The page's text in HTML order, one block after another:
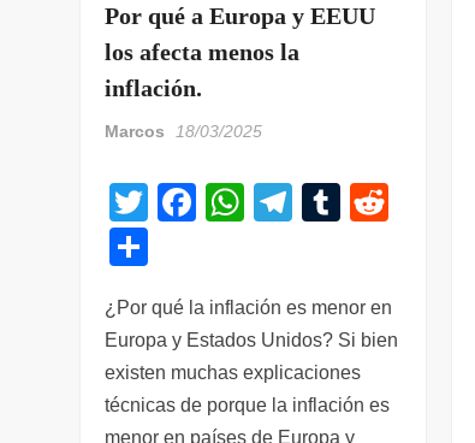
Por qué a Europa y EEUU
los afecta menos la
inflación.
Marcos 18/03/2025
T
er
F
e
b
o
o
W
s
A
p
p
T
gr
a
m
T
bl
r
di
t
m
p
ar
¿Por qué la inflación es menor en
Europa y Estados Unidos? Si bien
existen muchas explicaciones
técnicas de porque la inflación es
menor en países de Europa y